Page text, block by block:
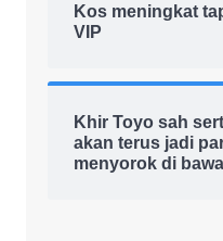
Kos meningkat
VIP
Khir Toyo sah
akan terus jadi
menyorok di